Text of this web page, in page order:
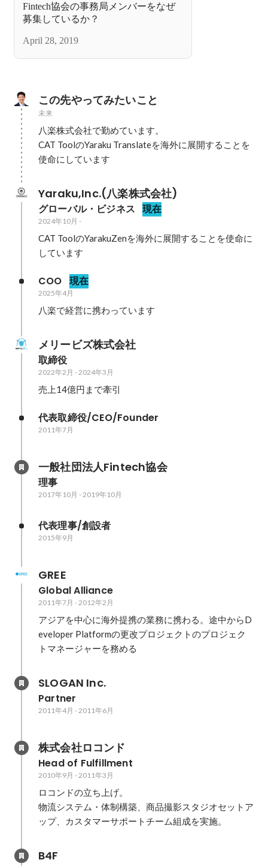
Fintech協会の事務局メンバーをなぜ
募集しているか？
April 28, 2019
この先やってみたいこと
未来
八楽株式会社で勤めています。
CAT ToolのYaraku Translateを海外に展開することを
使命にしています
Yaraku,Inc.(八楽株式会社)
グローバル・ビジネス 現在
2024年10月 -
CAT ToolのYarakuZenを海外に展開することを使命に
しています
COO 現在
2025年4月
八楽で経営に携わっています
メリービズ株式会社
取締役
2022年2月 - 2024年3月
売上14億円まで牽引
代表取締役/CEO/Founder
2011年7月
一般社団法人Fintech協会
理事
2017年10月 - 2019年10月
代表理事/創設者
2015年9月
GREE
Global Alliance
2011年7月 - 2012年2月
アジアを中心に海外提携の業務に携わる。途中からD
eveloper Platformの更改プロジェクトのプロジェク
トマネージャーを務める
SLOGAN Inc.
Partner
2011年4月 - 2011年6月
株式会社ロコンド
Head of Fulfillment
2010年9月 - 2011年3月
ロコンドの立ち上げ。
物流システム・体制構築、商品撮影スタジオセットア
ップ、カスタマーサポートチーム組成を実施。
B4F